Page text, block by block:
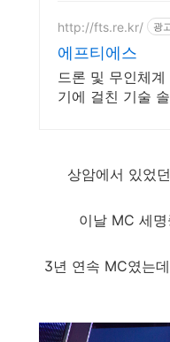
이특허 보유, 다양
험을 가진 전문성
http://fts.re.kr/ 광
에프티에스
드론 및 무인체
기에 걸친 기술
상암에서 있었
이날 MC 세
3년 연속 MC였는